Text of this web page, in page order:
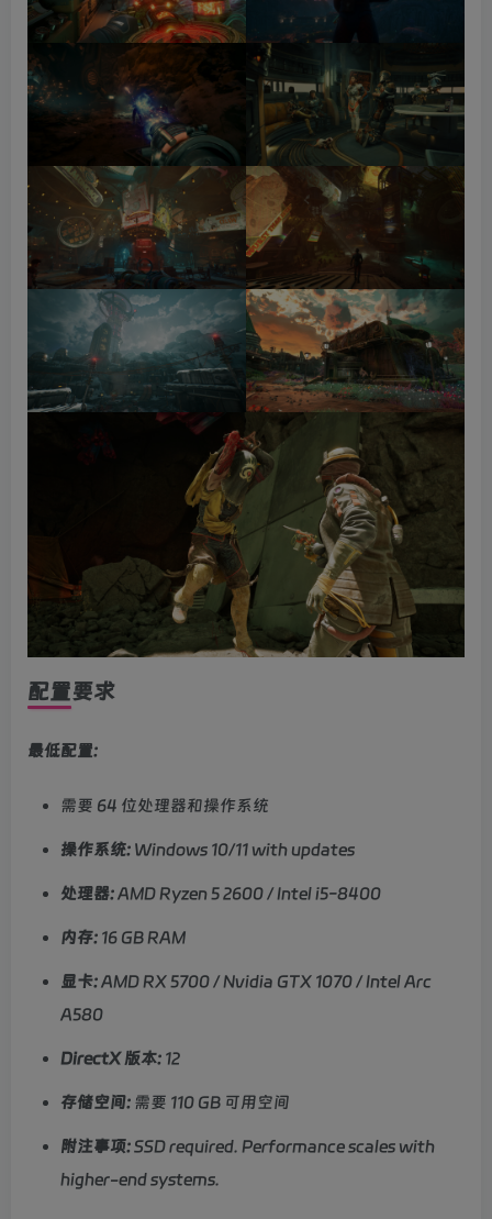
配置要求
最低配置:
需要 64 位处理器和操作系统
操作系统: Windows 10/11 with updates
处理器:AMD Ryzen 5 2600 / Intel i5-8400
内存: 16 GB RAM
显卡:AMD RX 5700 / Nvidia GTX 1070 / Intel Arc
A580
DirectX 版本: 12
存储空间: 需要 110 GB 可用空间
附注事项:SSD required. Performance scales with
higher-end systems.